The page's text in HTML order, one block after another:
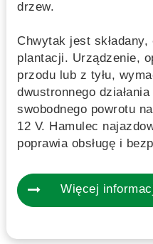
drzew.
Chwytak jest
plantacji. Urządzenie,
przodu lub z tyłu,
dwustronnego
swobodnego powrotu
12 V. Hamulec
poprawia obsługę i
Więcej